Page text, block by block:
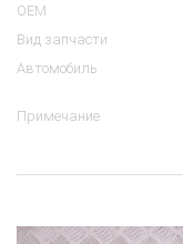
OEM
Вид запчасти
Автомобиль
Примечание